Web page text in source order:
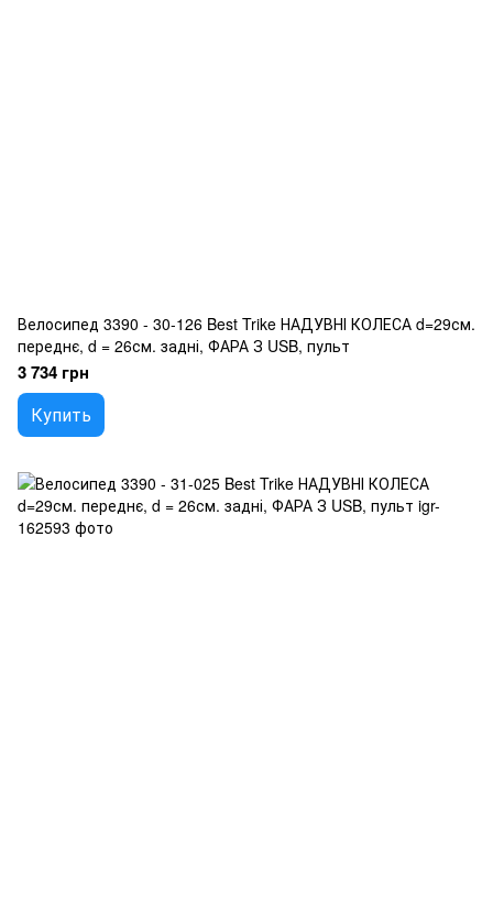
Велосипед 3390 - 30-126 Best Trike НАДУВНІ КОЛЕСА d=29см.
переднє, d = 26см. задні, ФАРА З USB, пульт
3 734 грн
Купить